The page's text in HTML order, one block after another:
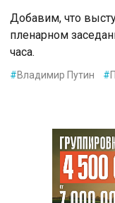
Добавим, что
пленарном
часа.
#Владимир Путин #